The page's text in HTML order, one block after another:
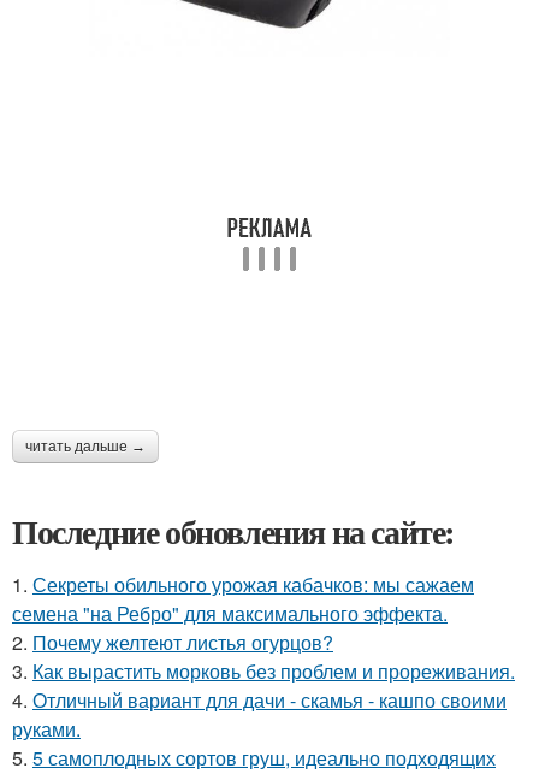
читать дальше →
Последние обновления на сайте:
1. Секреты обильного урожая кабачков: мы сажаем
семена "на Ребро" для максимального эффекта.
2. Почему желтеют листья огурцов?
3. Как вырастить морковь без проблем и прореживания.
4. Отличный вариант для дачи - скамья - кашпо своими
руками.
5. 5 самоплодных сортов груш, идеально подходящих